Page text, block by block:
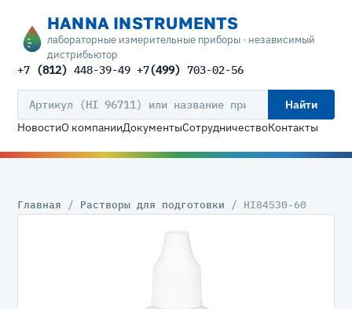
HANNA INSTRUMENTS
лабораторные измерительные приборы · независимый
дистрибьютор
+7 (812) 448-39-49 +7(499) 703-02-56
Найти
НовостиО компанииДокументыСотрудничествоКонтакты
Главная / Растворы для подготовки / HI84530-60